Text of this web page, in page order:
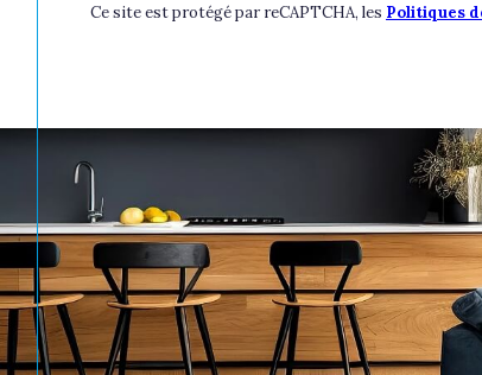
Ce site est protégé par reCAPTCHA, les Politiques